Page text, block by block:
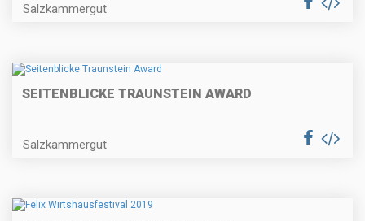
Salzkammergut
SEITENBLICKE TRAUNSTEIN AWARD
Salzkammergut